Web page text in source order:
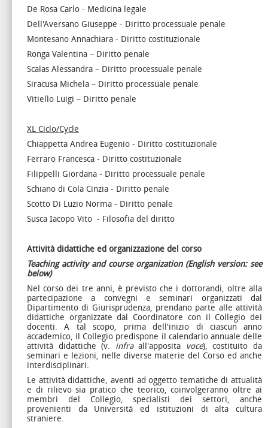
De Rosa Carlo - Medicina legale
Dell'Aversano Giuseppe - Diritto processuale penale
Montesano Annachiara - Diritto costituzionale
Ronga Valentina – Diritto penale
Scalas Alessandra – Diritto processuale penale
Siracusa Michela – Diritto processuale penale
Vitiello Luigi – Diritto penale
XL Ciclo/Cycle
Chiappetta Andrea Eugenio - Diritto costituzionale
Ferraro Francesca - Diritto costituzionale
Filippelli Giordana - Diritto processuale penale
Schiano di Cola Cinzia - Diritto penale
Scotto Di Luzio Norma - Diritto penale
Susca Iacopo Vito - Filosofia del diritto
Attività didattiche ed organizzazione del corso
Teaching activity and course organization (English version: see
below)
Nel corso dei tre anni, è previsto che i dottorandi, oltre alla
partecipazione a convegni e seminari organizzati dal
Dipartimento di Giurisprudenza, prendano parte alle attività
didattiche organizzate dal Coordinatore con il Collegio dei
docenti. A tal scopo, prima dell'inizio di ciascun anno
accademico, il Collegio predispone il calendario annuale delle
attività didattiche (v. infraall'apposita voce), costituito da
seminari e lezioni, nelle diverse materie del Corso ed anche
interdisciplinari.
Le attività didattiche, aventi ad oggetto tematiche di attualità
e di rilievo sia pratico che teorico, coinvolgeranno oltre ai
membri del Collegio, specialisti dei settori, anche
provenienti da Università ed istituzioni di alta cultura
straniere.